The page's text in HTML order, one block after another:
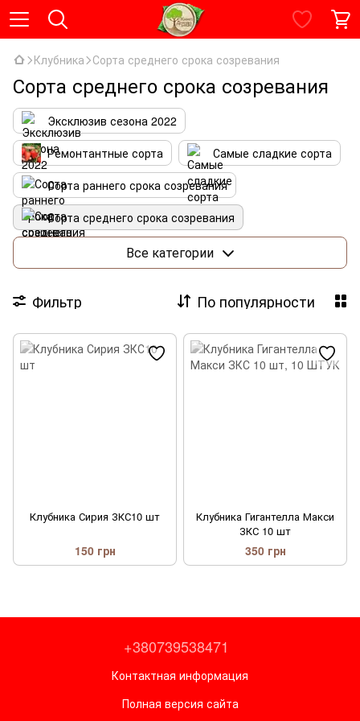
Клубника Сорта среднего срока созревания
Сорта среднего срока созревания
Эксклюзив сезона 2022
Ремонтантные сорта
Самые сладкие сорта
Сорта раннего срока созревания
Сорта среднего срока созревания
Сорта позднего срока созревания
Все категории
Фильтр По популярности
Клубника Сирия ЗКС10 шт
150 грн
Клубника Гигантелла Макси
ЗКС 10 шт
350 грн
+380739538471
Контактная информация
Полная версия сайта